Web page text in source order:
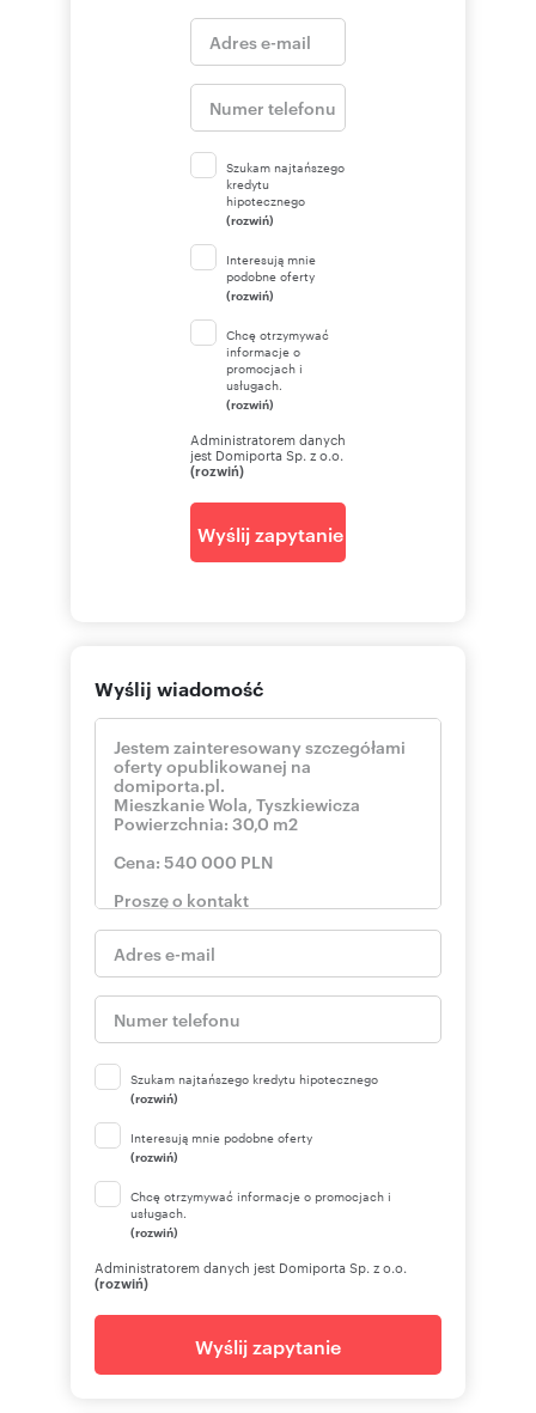
Szukam najtańszego
kredytu
hipotecznego
(rozwiń)
Interesują mnie
podobne oferty
(rozwiń)
Chcę otrzymywać
informacje o
promocjach i
usługach.
(rozwiń)
Administratorem danych
jest Domiporta Sp. z o.o.
(rozwiń)
Wyślij zapytanie
Wyślij wiadomość
Szukam najtańszego kredytu hipotecznego
(rozwiń)
Interesują mnie podobne oferty
(rozwiń)
Chcę otrzymywać informacje o promocjach i
usługach.
(rozwiń)
Administratorem danych jest Domiporta Sp. z o.o.
(rozwiń)
Wyślij zapytanie